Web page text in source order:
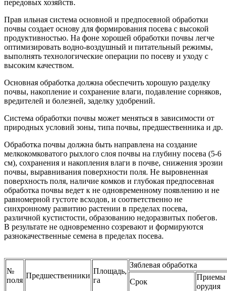
передовых хозяйств.
Прав ильная система основной и предпо­севной обработки
почвы создает основу для формирования по­сева с высокой
продуктивностью. На фоне хорошей обработки почвы легче
оптимизировать водно-воздушный и питательный режимы,
выполнять технологические операции по посеву и уходу с
высоким качеством.
Основная обработка должна обеспечить хорошую разделку
почвы, накопление и сохранение влаги, подавление сорняков,
вредителей и болезней, заделку удобрений.
Система обработки почвы может меняться в зависимости от
природных условий зоны, типа почвы, предшественника и др.
Обработка почвы должна быть направлена на создание
мелкокомковатого рыхлого слоя почвы на глубину посева (5-6
см), сохранения и накопления влаги в почве, снижения эрозии
почвы, выравнивания поверхности поля. Не выровненная
поверхность поля, наличие комков и глубокая предпосевная
обработка почвы ведет к не одновременному появлению и не
равномерной густоте всходов, и соответственно не
синхронному развитию растении в пределах посева,
различной кустистости, образованию недоразвитых побегов.
В результате не одновременно созревают и формируются
разнокачественные семена в пределах посева.
№
поля
Предшественники
Площадь,
га
Зяблевая обработка
Срок
Приемы
орудия